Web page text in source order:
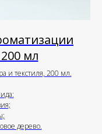
мл
и текстиля, 200 мл.
дерево.